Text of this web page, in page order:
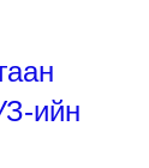
ийн